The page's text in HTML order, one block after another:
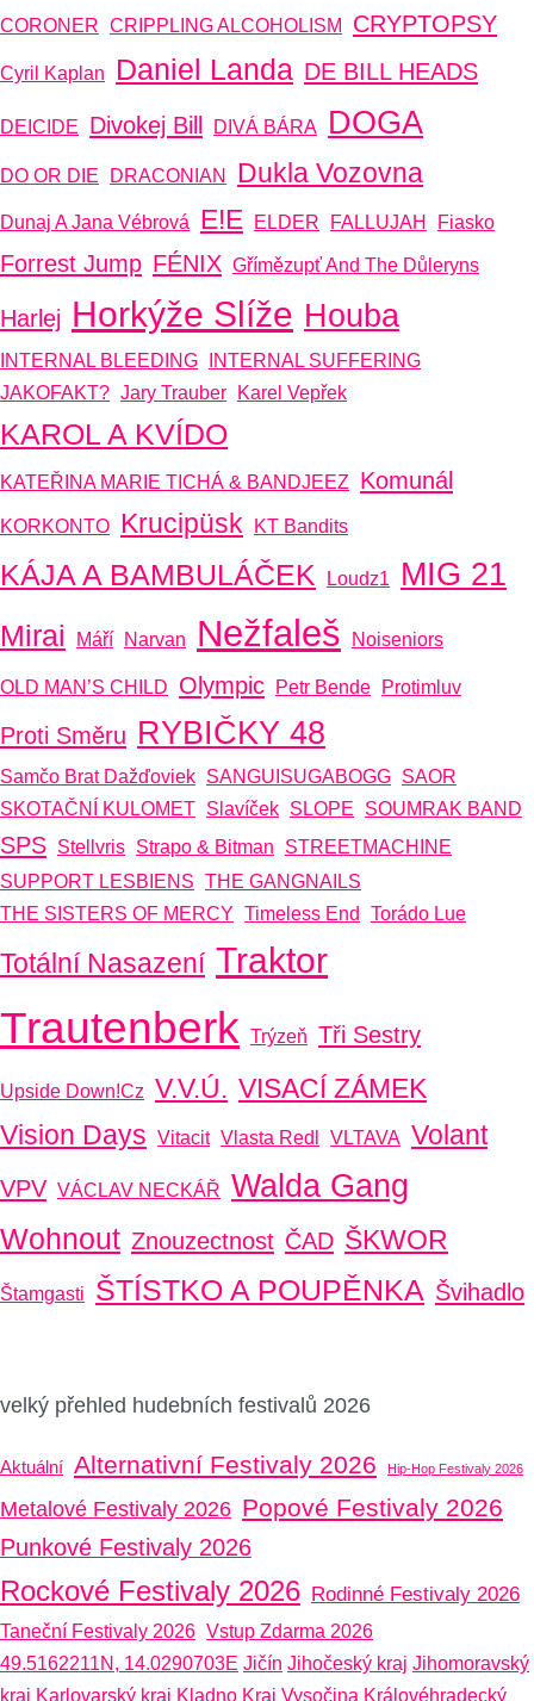
CORONER CRIPPLING ALCOHOLISM CRYPTOPSY
Cyril Kaplan Daniel Landa DE BILL HEADS
DEICIDE Divokej Bill DIVÁ BÁRA DOGA
DO OR DIE DRACONIAN Dukla Vozovna
Dunaj A Jana Vébrová E!E ELDER FALLUJAH Fiasko
Forrest Jump FÉNIX Gřímězupť And The Důleryns
Harlej Horkýže Slíže Houba
INTERNAL BLEEDING
INTERNAL SUFFERING
JAKOFAKT? Jary Trauber Karel Vepřek
KAROL A KVÍDO
KATEŘINA MARIE TICHÁ & BANDJEEZ Komunál
KORKONTO Krucipüsk KT Bandits
KÁJA A BAMBULÁČEK Loudz1 MIG 21
Mirai Máří Narvan Nežfaleš Noiseniors
OLD MAN’S CHILD Olympic Petr Bende Protimluv
Proti Směru RYBIČKY 48
Samčo Brat Dažďoviek SANGUISUGABOGG SAOR
SKOTAČNÍ KULOMET Slavíček SLOPE SOUMRAK BAND
SPS Stellvris Strapo & Bitman
STREETMACHINE
SUPPORT LESBIENS THE GANGNAILS
THE SISTERS OF MERCY Timeless End Torádo Lue
Totální Nasazení Traktor
Trautenberk Trýzeň Tři Sestry
Upside Down!cz V.V.Ú. VISACÍ ZÁMEK
Vision Days Vitacit Vlasta Redl VLTAVA Volant
VPV VÁCLAV NECKÁŘ Walda Gang
Wohnout Znouzectnost ČAD ŠKWOR
Štamgasti ŠTÍSTKO A POUPĚNKA Švihadlo
velký přehled hudebních festivalů 2026
Aktuální Alternativní Festivaly 2026 Hip-Hop Festivaly 2026
Metalové Festivaly 2026 Popové Festivaly 2026
Punkové Festivaly 2026
Rockové Festivaly 2026 Rodinné Festivaly 2026
Taneční Festivaly 2026 Vstup Zdarma 2026
49.5162211N, 14.0290703E Jičín Jihočeský kraj Jihomoravský
kraj Karlovarský kraj Kladno Kraj Vysočina Královéhradecký